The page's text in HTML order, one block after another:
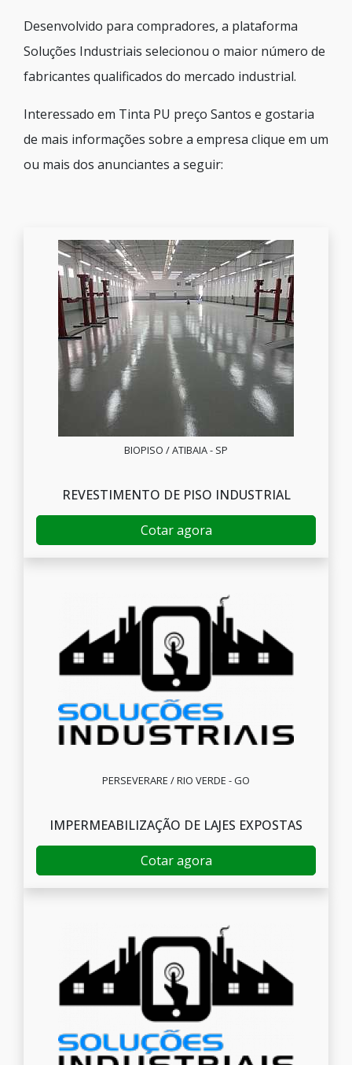
Desenvolvido para compradores, a plataforma
Soluções Industriais selecionou o maior número de
fabricantes qualificados do mercado industrial.
Interessado em Tinta PU preço Santos e gostaria
de mais informações sobre a empresa clique em um
ou mais dos anunciantes a seguir:
BIOPISO / ATIBAIA - SP
REVESTIMENTO DE PISO INDUSTRIAL
Cotar agora
PERSEVERARE / RIO VERDE - GO
IMPERMEABILIZAÇÃO DE LAJES EXPOSTAS
Cotar agora